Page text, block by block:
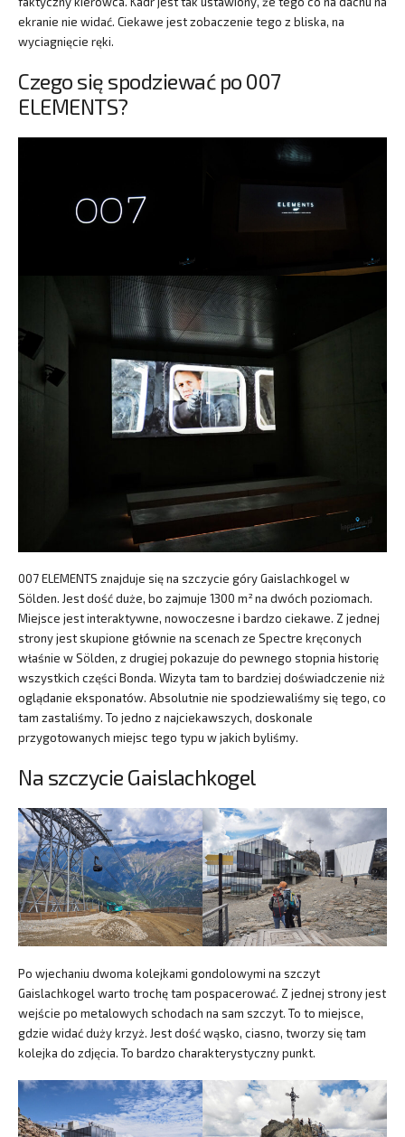
ekranie nie widać. Ciekawe jest zobaczenie tego z bliska, na
wyciagnięcie ręki.
Czego się spodziewać po 007
ELEMENTS?
007 ELEMENTS znajduje się na szczycie góry Gaislachkogel w
Sölden. Jest dość duże, bo zajmuje 1300 m² na dwóch poziomach.
Miejsce jest interaktywne, nowoczesne i bardzo ciekawe. Z jednej
strony jest skupione głównie na scenach ze Spectre kręconych
właśnie w Sölden, z drugiej pokazuje do pewnego stopnia historię
wszystkich części Bonda. Wizyta tam to bardziej doświadczenie niż
oglądanie eksponatów. Absolutnie nie spodziewaliśmy się tego, co
tam zastaliśmy. To jedno z najciekawszych, doskonale
przygotowanych miejsc tego typu w jakich byliśmy.
Na szczycie Gaislachkogel
Po wjechaniu dwoma kolejkami gondolowymi na szczyt
Gaislachkogel warto trochę tam pospacerować. Z jednej strony jest
wejście po metalowych schodach na sam szczyt. To to miejsce,
gdzie widać duży krzyż. Jest dość wąsko, ciasno, tworzy się tam
kolejka do zdjęcia. To bardzo charakterystyczny punkt.